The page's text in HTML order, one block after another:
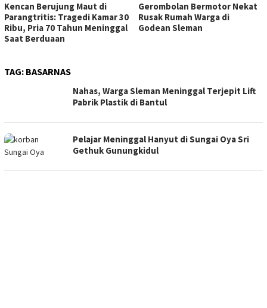
Kencan Berujung Maut di
Parangtritis: Tragedi Kamar 30
Ribu, Pria 70 Tahun Meninggal
Saat Berduaan
Gerombolan Bermotor Nekat
Rusak Rumah Warga di
Godean Sleman
TAG: BASARNAS
Nahas, Warga Sleman Meninggal Terjepit Lift
Pabrik Plastik di Bantul
Pelajar Meninggal Hanyut di Sungai Oya Sri
Gethuk Gunungkidul